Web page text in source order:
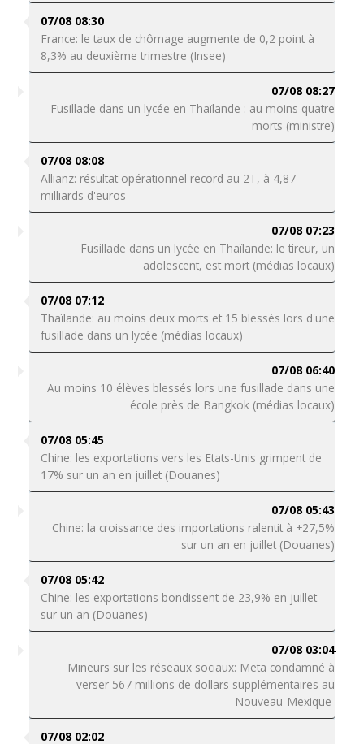
07/08 08:30
France: le taux de chômage augmente de 0,2 point à
8,3% au deuxième trimestre (Insee)
07/08 08:27
Fusillade dans un lycée en Thaïlande : au moins quatre
morts (ministre)
07/08 08:08
Allianz: résultat opérationnel record au 2T, à 4,87
milliards d'euros
07/08 07:23
Fusillade dans un lycée en Thaïlande: le tireur, un
adolescent, est mort (médias locaux)
07/08 07:12
Thaïlande: au moins deux morts et 15 blessés lors d'une
fusillade dans un lycée (médias locaux)
07/08 06:40
Au moins 10 élèves blessés lors une fusillade dans une
école près de Bangkok (médias locaux)
07/08 05:45
Chine: les exportations vers les Etats-Unis grimpent de
17% sur un an en juillet (Douanes)
07/08 05:43
Chine: la croissance des importations ralentit à +27,5%
sur un an en juillet (Douanes)
07/08 05:42
Chine: les exportations bondissent de 23,9% en juillet
sur un an (Douanes)
07/08 03:04
Mineurs sur les réseaux sociaux: Meta condamné à
verser 567 millions de dollars supplémentaires au
Nouveau-Mexique
07/08 02:02